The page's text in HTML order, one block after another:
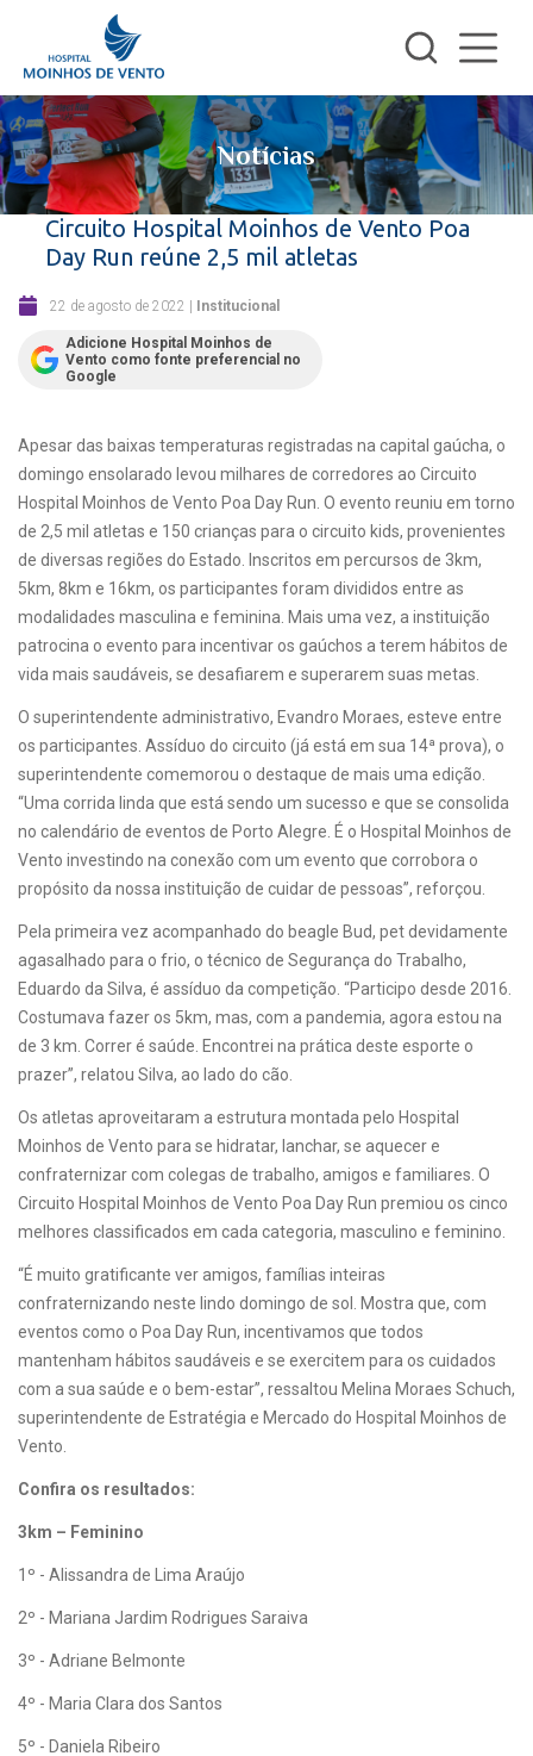
Notícias
Circuito Hospital Moinhos de Vento Poa
Day Run reúne 2,5 mil atletas
22 de agosto de 2022 | Institucional
Adicione Hospital Moinhos de
Vento como fonte preferencial no
Google
Apesar das baixas temperaturas registradas na capital gaúcha, o
domingo ensolarado levou milhares de corredores ao Circuito
Hospital Moinhos de Vento Poa Day Run. O evento reuniu em torno
de 2,5 mil atletas e 150 crianças para o circuito kids, provenientes
de diversas regiões do Estado. Inscritos em percursos de 3km,
5km, 8km e 16km, os participantes foram divididos entre as
modalidades masculina e feminina. Mais uma vez, a instituição
patrocina o evento para incentivar os gaúchos a terem hábitos de
vida mais saudáveis, se desafiarem e superarem suas metas.
O superintendente administrativo, Evandro Moraes, esteve entre
os participantes. Assíduo do circuito (já está em sua 14ª prova), o
superintendente comemorou o destaque de mais uma edição.
“Uma corrida linda que está sendo um sucesso e que se consolida
no calendário de eventos de Porto Alegre. É o Hospital Moinhos de
Vento investindo na conexão com um evento que corrobora o
propósito da nossa instituição de cuidar de pessoas”, reforçou.
Pela primeira vez acompanhado do beagle Bud, pet devidamente
agasalhado para o frio, o técnico de Segurança do Trabalho,
Eduardo da Silva, é assíduo da competição. “Participo desde 2016.
Costumava fazer os 5km, mas, com a pandemia, agora estou na
de 3 km. Correr é saúde. Encontrei na prática deste esporte o
prazer”, relatou Silva, ao lado do cão.
Os atletas aproveitaram a estrutura montada pelo Hospital
Moinhos de Vento para se hidratar, lanchar, se aquecer e
confraternizar com colegas de trabalho, amigos e familiares. O
Circuito Hospital Moinhos de Vento Poa Day Run premiou os cinco
melhores classificados em cada categoria, masculino e feminino.
“É muito gratificante ver amigos, famílias inteiras
confraternizando neste lindo domingo de sol. Mostra que, com
eventos como o Poa Day Run, incentivamos que todos
mantenham hábitos saudáveis e se exercitem para os cuidados
com a sua saúde e o bem-estar”, ressaltou Melina Moraes Schuch,
superintendente de Estratégia e Mercado do Hospital Moinhos de
Vento.
Confira os resultados:
3km – Feminino
1º - Alissandra de Lima Araújo
2º - Mariana Jardim Rodrigues Saraiva
3º - Adriane Belmonte
4º - Maria Clara dos Santos
5º - Daniela Ribeiro